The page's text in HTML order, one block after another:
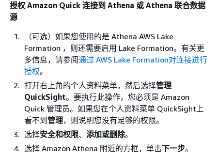
授权 Amazon Quick 连接到 Athena 或 Athena 联合数据
源
（可选）如果您使用的是 Athena AWS Lake
Formation ，则还需要启用 Lake Formation。有关更
多信息，请参阅通过 AWS Lake Formation对连接进行
授权。
打开右上角的个人资料菜单，然后选择管理
QuickSight。要执行此操作，您必须是 Amazon
Quick 管理员。如果您在个人资料菜单 QuickSight上
看不到 管理，则说明您没有足够的权限。
选择安全和权限、 添加或删除。
选择 Amazon Athena 附近的方框，单击下一步。